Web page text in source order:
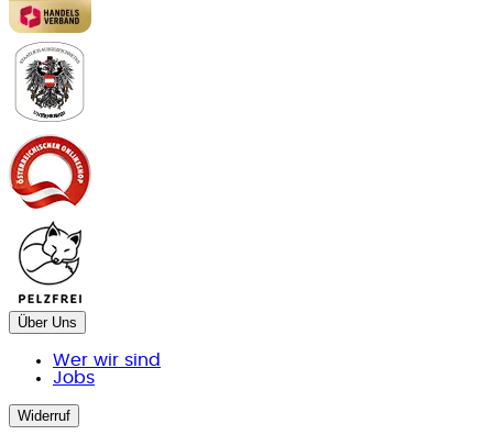
Über Uns
Wer wir sind
Jobs
Widerruf